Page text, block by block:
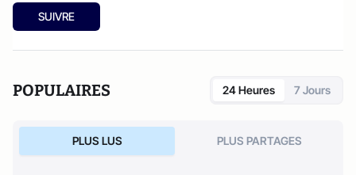
SUIVRE
POPULAIRES 24 Heures 7 Jours
PLUS LUS PLUS PARTAGES